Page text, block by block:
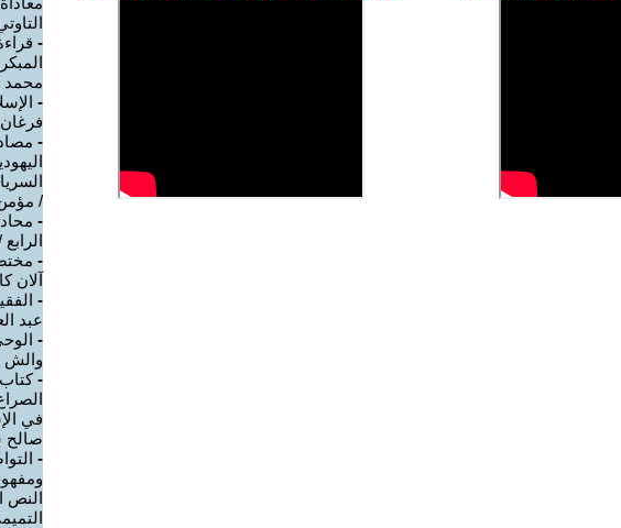
-
محمد
-
-
/
-
-
آلان
-
عبد
-
والش
-
في
صالح
-
النص